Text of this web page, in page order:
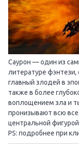
Саурон — один из
литературе
главный злодей в
также в более
воплощением зла и
пронизывают всю
центральной
PS: подробнее при